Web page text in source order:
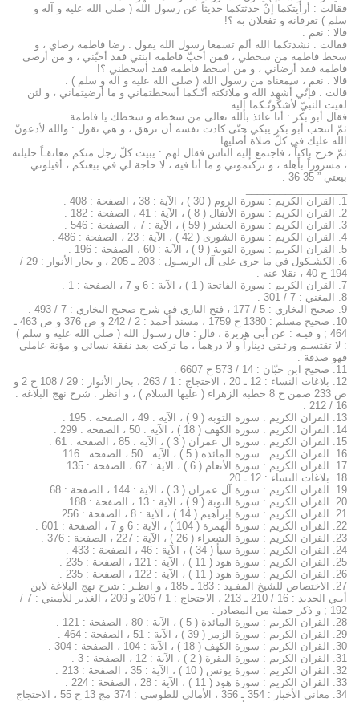
فقالت : أرأيتكما إنْ حدثتكما حديثاً عن رسول الله ( صلى الله عليه و آله و
سلم ) تعرفانه و تفعلان به ؟!
قالا : نعم .
فقالت : نشدتكما الله ألم تسمعا رسول الله يقول : رضا فاطمة رضاي ، و
سخط فاطمة من سخطي ، فمن أحبّ فاطمة ابنتي فقد أحبّني ، و من أرضى
فاطمة فقد أرضاني ، و من أسخط فاطمة فقد أسخطني ؟!
قالا : نعم ، سمعناه من رسول الله ( صلى الله عليه و آله و سلم ) .
قالت : فإنّي أُشهِد الله و ملائكته أنّـكما أسخطتماني و ما أرضيتماني ، و لئن
لقيت النبيّ لأشكونّـكما إليه .
فقال أبو بكر : أنا عائذ بالله تعالى من سخطه و سخطك يا فاطمة .
ثمّ انتحب أبو بكر يبكي حتّى كادت نفسه أن تزهق ، و هي تقول : والله لأدعونّ
الله عليك في كلّ صلاة أُصليها .
ثمّ خرج باكياً ، فاجتمع إليه الناس فقال لهم : يبيت كلّ رجل منكم معانقـاً حليلته
، مسروراً بأهله ، و تركتموني و ما أنا فيه ، لا حاجة لي في بيعتكم ، أقيلوني
بيعتي ” 35 36 .
1. القران الكريم : سورة الروم ( 30 ) ، الآية : 38 ، الصفحة : 408 .
2. القران الكريم : سورة الأنفال ( 8 ) ، الآية : 41 ، الصفحة : 182 .
3. القران الكريم : سورة الحشر ( 59 ) ، الآية : 7 ، الصفحة : 546 .
4. القران الكريم : سورة الشورى ( 42 ) ، الآية : 23 ، الصفحة : 486 .
5. القران الكريم : سورة التوبة ( 9 ) ، الآية : 60 ، الصفحة : 196 .
6. الكشـكول في ما جرى على آل الرسـول : 203 ـ 205 ، و بحار الأنوار : 29 /
194 ح 40 ، نقلا عنه .
7. القران الكريم : سورة الفاتحة ( 1 ) ، الآية : 6 و 7 ، الصفحة : 1 .
8. المغني : 7 / 301 .
9. صحيح البخاري : 5 / 177 ، فتح الباري في شرح صحيح البخاري : 7 / 493 .
464 ; و فيـه : عن أبي هريرة ، قال : قال رسـول الله ( صلى الله عليه و سلم )
: لا تقتسـم ورثـتي ديناراً و لا درهماً ، ما تركت بعد نفقة نسائي و مؤنة عاملي
فهو صدقة .
11. صحيح ابن حبّان : 14 / 573 ح 6607 .
12. بلاغات النساء : 12 ـ 20 ، الاحتجاج : 1 / 263 ، بحار الأنوار : 29 / 108 ح 2 و
ص 233 ضمن ح 8 خطبة الزهراء ( عليها السلام ) ، و انظر : شرح نهج البلاغة :
16 / 212 .
13. القران الكريم : سورة التوبة ( 9 ) ، الآية : 49 ، الصفحة : 195 .
14. القران الكريم : سورة الكهف ( 18 ) ، الآية : 50 ، الصفحة : 299 .
15. القران الكريم : سورة آل عمران ( 3 ) ، الآية : 85 ، الصفحة : 61 .
16. القران الكريم : سورة المائدة ( 5 ) ، الآية : 50 ، الصفحة : 116 .
17. القران الكريم : سورة الأنعام ( 6 ) ، الآية : 67 ، الصفحة : 135 .
18. بلاغات النساء : 12 ـ 20 .
19. القران الكريم : سورة آل عمران ( 3 ) ، الآية : 144 ، الصفحة : 68 .
20. القران الكريم : سورة التوبة ( 9 ) ، الآية : 13 ، الصفحة : 188 .
21. القران الكريم : سورة إبراهيم ( 14 ) ، الآية : 8 ، الصفحة : 256 .
22. القران الكريم : سورة الهمزة ( 104 ) ، الآية : 6 و 7 ، الصفحة : 601 .
23. القران الكريم : سورة الشعراء ( 26 ) ، الآية : 227 ، الصفحة : 376 .
24. القران الكريم : سورة سبأ ( 34 ) ، الآية : 46 ، الصفحة : 433 .
25. القران الكريم : سورة هود ( 11 ) ، الآية : 121 ، الصفحة : 235 .
26. القران الكريم : سورة هود ( 11 ) ، الآية : 122 ، الصفحة : 235 .
27. الاختصاص للشيخ المفـيد : 183 ـ 185 ، و انظـر : شرح نهج البلاغة لابن
أبـي الحديد : 16 / 210 ـ 213 ، الاحتجاج : 1 / 206 و 209 ، الغدير للأميني : 7 /
192 ; و ذكر جملة من المصادر .
28. القران الكريم : سورة المائدة ( 5 ) ، الآية : 80 ، الصفحة : 121 .
29. القران الكريم : سورة الزمر ( 39 ) ، الآية : 51 ، الصفحة : 464 .
30. القران الكريم : سورة الكهف ( 18 ) ، الآية : 104 ، الصفحة : 304 .
31. القران الكريم : سورة البقرة ( 2 ) ، الآية : 12 ، الصفحة : 3 .
32. القران الكريم : سورة يونس ( 10 ) ، الآية : 35 ، الصفحة : 213 .
33. القران الكريم : سورة هود ( 11 ) ، الآية : 28 ، الصفحة : 224 .
34. معاني الأخبار : 354 ـ 356 ، الأمالي للطوسي : 374 مج 13 ح 55 ، الاحتجاج